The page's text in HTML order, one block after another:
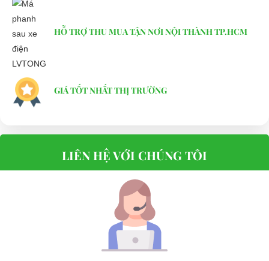
HỖ TRỢ THU MUA TẬN NƠI NỘI THÀNH TP.HCM
GIÁ TỐT NHẤT THỊ TRƯỜNG
LIÊN HỆ VỚI CHÚNG TÔI